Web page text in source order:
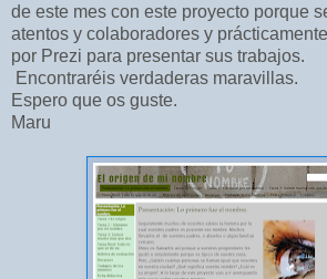
de este mes con este proyecto porque
atentos y colaboradores y
por Prezi para presentar sus trabajos.
Encontraréis verdaderas maravillas.
Espero que os guste.
Maru